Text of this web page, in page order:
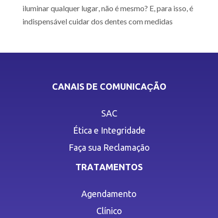
iluminar qualquer lugar, não é mesmo? E, para isso, é
indispensável cuidar dos dentes com medidas
CANAIS DE COMUNICAÇÃO
SAC
Ética e Integridade
Faça sua Reclamação
TRATAMENTOS
Agendamento
Clínico